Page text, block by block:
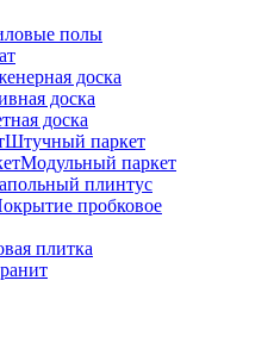
полы
доска
доска
доска
Штучный паркет
Модульный паркет
плинтус
пробковое
плитка